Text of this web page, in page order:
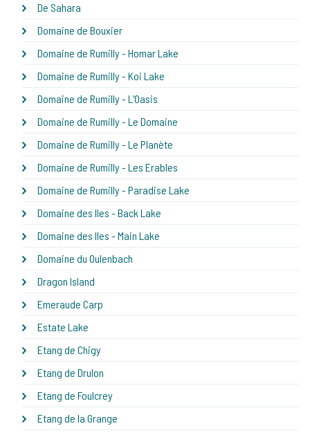
De Sahara
Domaine de Bouxier
Domaine de Rumilly - Homar Lake
Domaine de Rumilly - Koi Lake
Domaine de Rumilly - L'Oasis
Domaine de Rumilly - Le Domaine
Domaine de Rumilly - Le Planète
Domaine de Rumilly - Les Erables
Domaine de Rumilly - Paradise Lake
Domaine des Iles - Back Lake
Domaine des Iles - Main Lake
Domaine du Oulenbach
Dragon Island
Emeraude Carp
Estate Lake
Etang de Chigy
Etang de Drulon
Etang de Foulcrey
Etang de la Grange